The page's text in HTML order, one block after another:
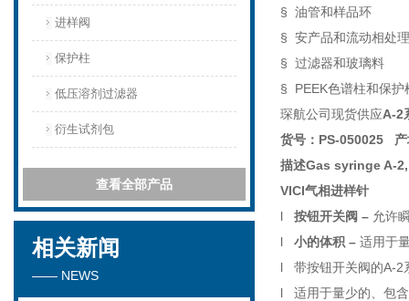
进样阀
保护柱
低压溶剂过滤器
衍生试剂包
查看全部产品
相关新闻
—— NEWS
§ 油管和样品环
§ 安产品和流动相处
§ 过滤器和玻璃料
§
PEEK色谱柱和保护
琛航公司现货供应A-2
货号： PS-050025
描述Gas syringe A-2,
VICI气相进样针
l
按钮开关阀 – 允许
l
小的体积 – 适用于
l
带按钮开关阀的A-2
l
适用于量少的、包